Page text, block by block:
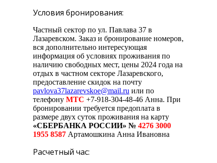
Условия бронирования:
Частный сектор по ул. Павлава 37 в
Лазаревском. Заказ и бронирование номеров,
вся дополнительно интересующая
информация об условиях проживания по
наличию свободных мест, цены 2024 года на
отдых в частном секторе Лазаревского,
предоставление скидок на почту
pavlova37lazarevskoe@mail.ru или по
телефону МТС +7-918-304-48-46 Анна. При
бронировании требуется предоплата в
размере двух суток проживания на карту
«СБЕРБАНКА РОССИИ» № 4276 3000
1955 8587 Артамошкина Анна Ивановна
Расчетный час: